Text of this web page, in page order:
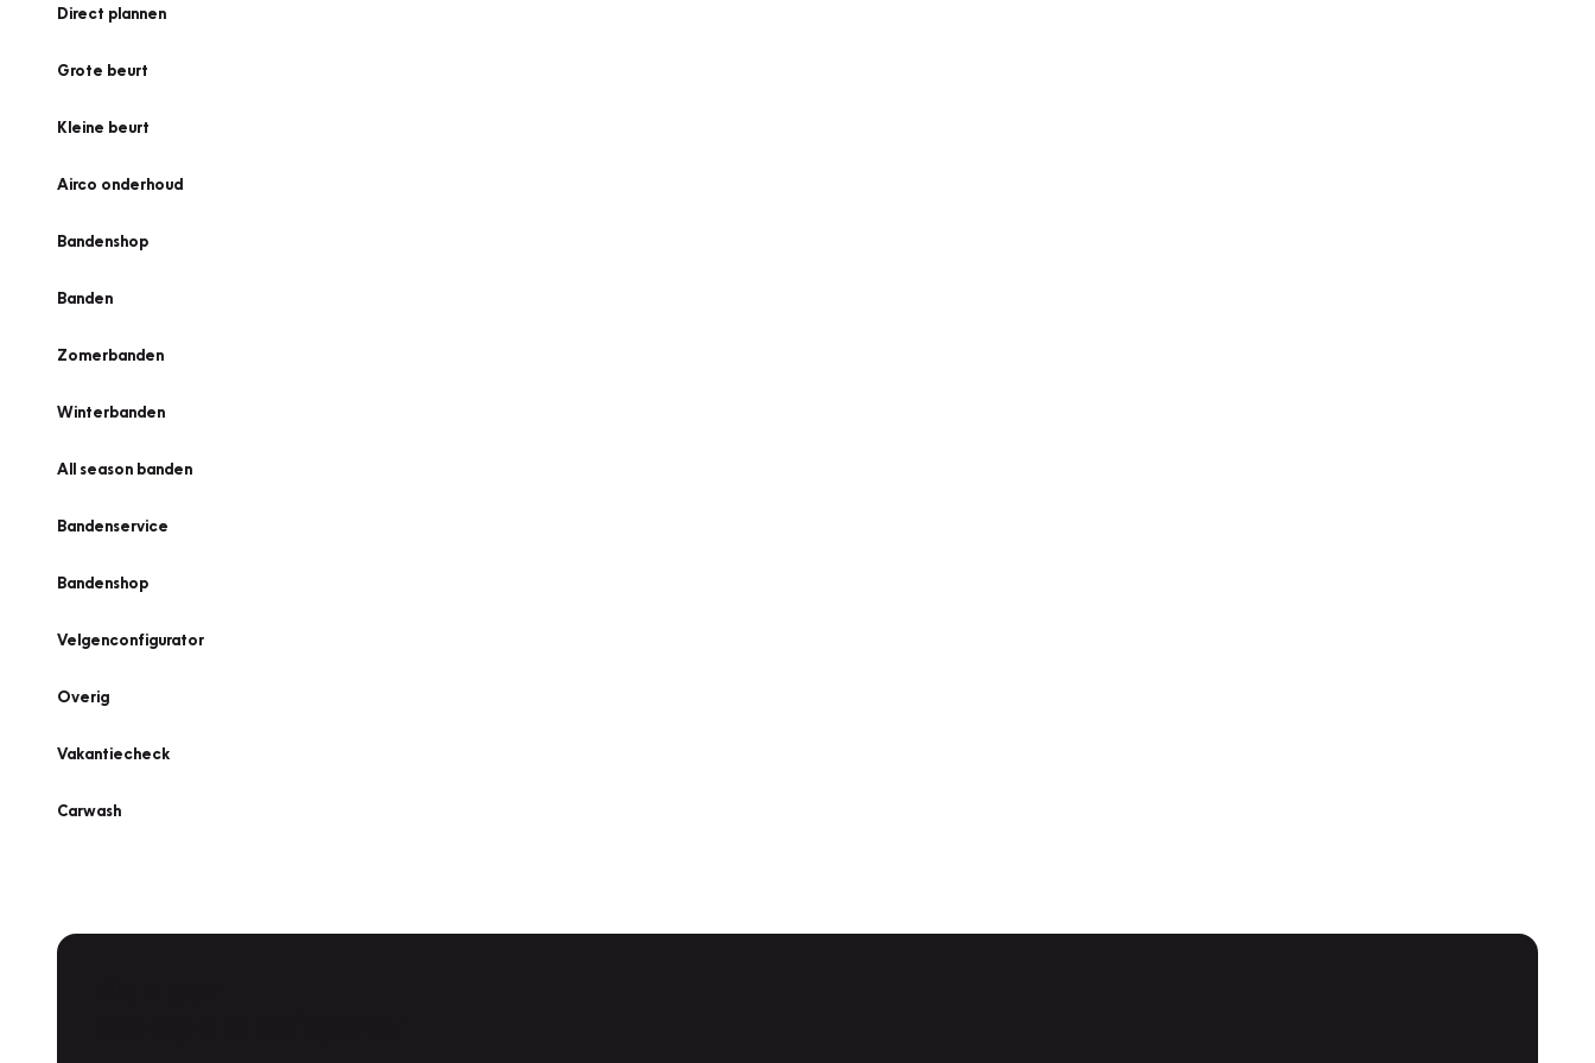
Direct plannen
Grote beurt
Kleine beurt
Airco onderhoud
Bandenshop
Banden
Zomerbanden
Winterbanden
All season banden
Bandenservice
Bandenshop
Velgenconfigurator
Overig
Vakantiecheck
Carwash